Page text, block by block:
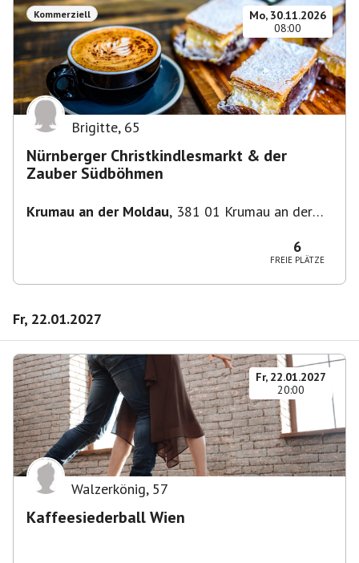
Kommerziell
Mo, 30.11.2026
08:00
Brigitte, 65
Nürnberger Christkindlesmarkt & der
Zauber Südböhmen
Krumau an der Moldau, 381 01 Krumau an der
6
FREIE PLÄTZE
Fr, 22.01.2027
Fr, 22.01.2027
20:00
Walzerkönig, 57
Kaffeesiederball Wien